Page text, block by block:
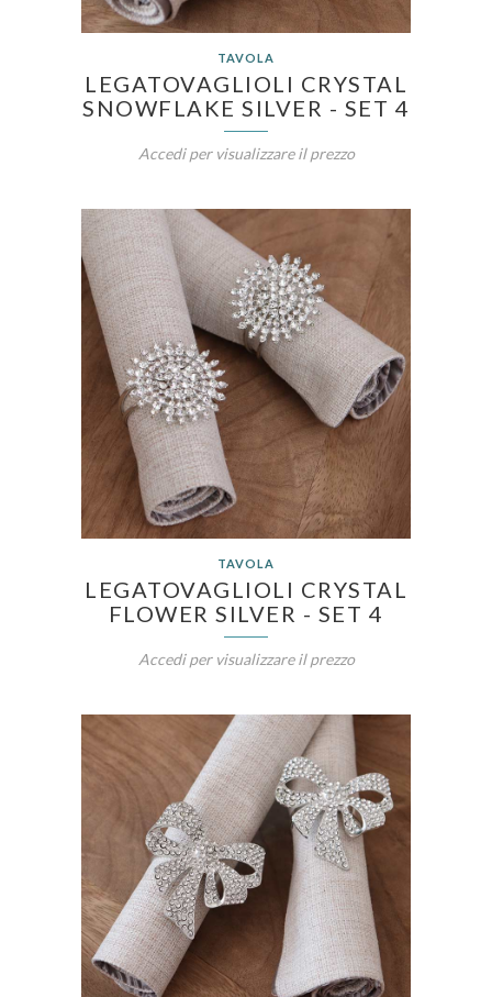
TAVOLA
LEGATOVAGLIOLI CRYSTAL
SNOWFLAKE SILVER - SET 4
Accedi per visualizzare il prezzo
TAVOLA
LEGATOVAGLIOLI CRYSTAL
FLOWER SILVER - SET 4
Accedi per visualizzare il prezzo